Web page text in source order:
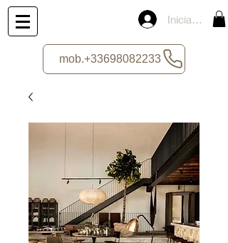
Iniciar sesión
mob.+33698082233